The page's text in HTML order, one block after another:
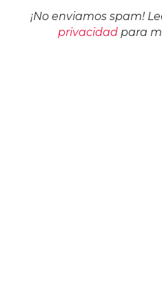
¡No enviamos spam!
privacidad para